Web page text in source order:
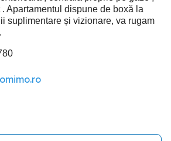
Apartamentul dispune de boxă la
suplimentare și vizionare, va rugam